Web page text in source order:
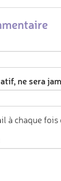
ne sera
à chaque